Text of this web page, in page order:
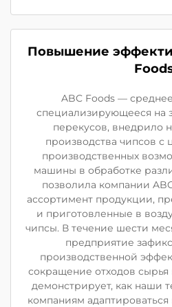
Повышение
ABC Foods —
специализирующееся на
перекусов, внедрило
производства чипсов
производственных
машины в обработке
позволила компании
ассортимент продукции,
и приготовленные в
чипсы. В течение шести
предприятие
производственной
сокращение отходов сырья
демонстрирует, как наши
компаниям